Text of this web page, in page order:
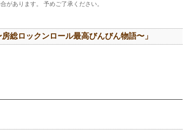
があります。 予めご了承ください。
総ロックンロール最高びんびん物語〜」